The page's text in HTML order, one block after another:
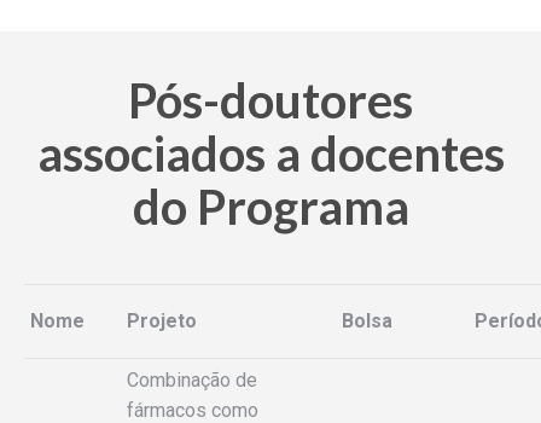
Pós-doutores
associados a docentes
do Programa
Nome Projeto Bolsa
Combinação de
fármacos como